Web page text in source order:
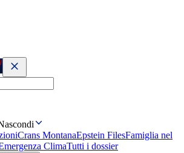
Crans MontanaEpstein FilesFamiglia nel
ClimaTutti i dossier